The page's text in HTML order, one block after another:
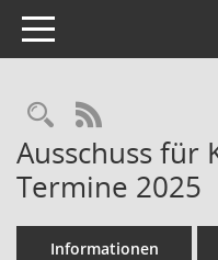
Toggle navigation
RSS-Feed
Ausschuss für
Termine 2025
Informationen